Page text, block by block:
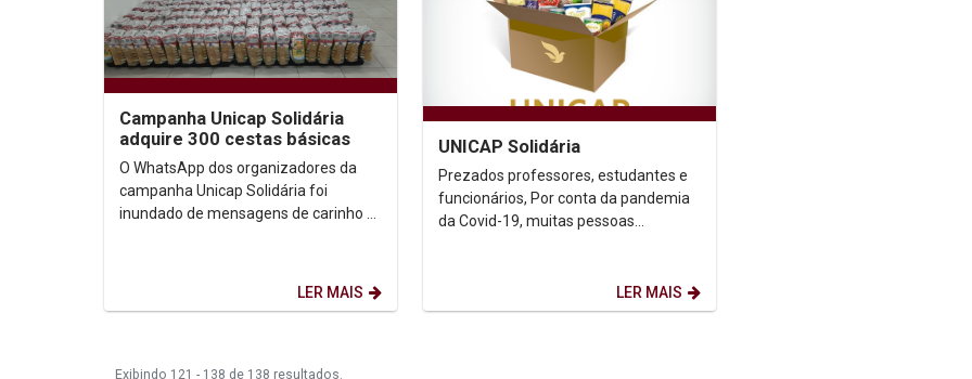
Campanha Unicap Solidária
adquire 300 cestas básicas
O WhatsApp dos organizadores da
campanha Unicap Solidária foi
inundado de mensagens de carinho e
LER MAIS
UNICAP Solidária
Prezados professores, estudantes e
funcionários, Por conta da pandemia
da Covid-19, muitas pessoas
LER MAIS
Exibindo 121 - 138 de 138 resultados.